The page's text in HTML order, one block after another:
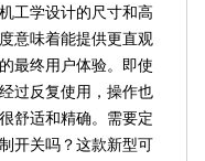
机工学设计的尺寸和高
度意味着能提供更直观
的最终用户体验。即使
经过反复使用，操作也
很舒适和精确。需要定
制开关吗？这款新型可